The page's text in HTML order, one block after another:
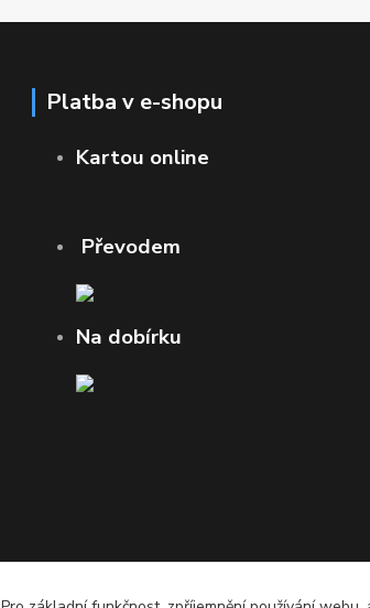
Platba v e-shopu
Kartou online
Převodem
Na dobírku